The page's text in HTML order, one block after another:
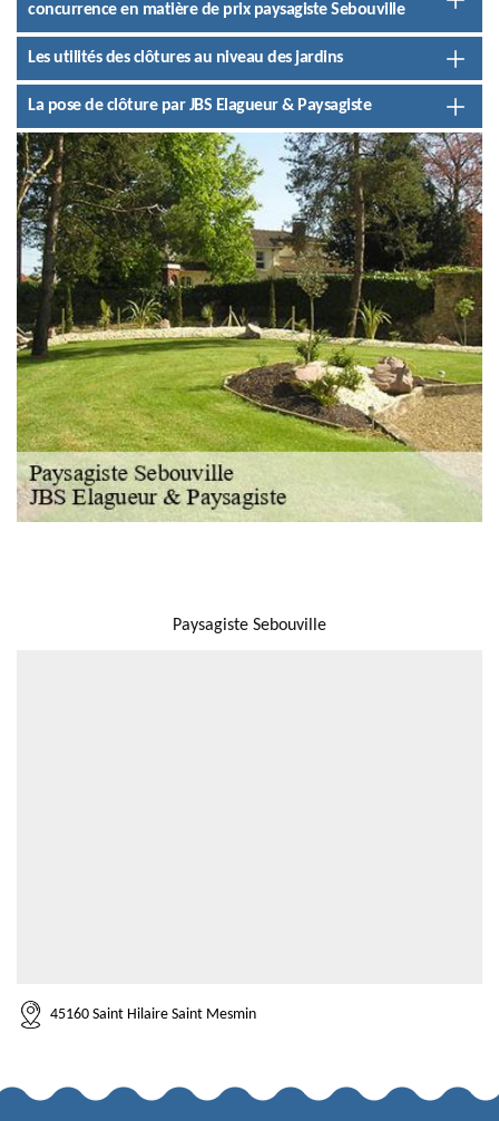
concurrence en matière de prix paysagiste Sebouville
Les utilités des clôtures au niveau des jardins
La pose de clôture par JBS Elagueur & Paysagiste
Paysagiste Sebouville
45160 Saint Hilaire Saint Mesmin